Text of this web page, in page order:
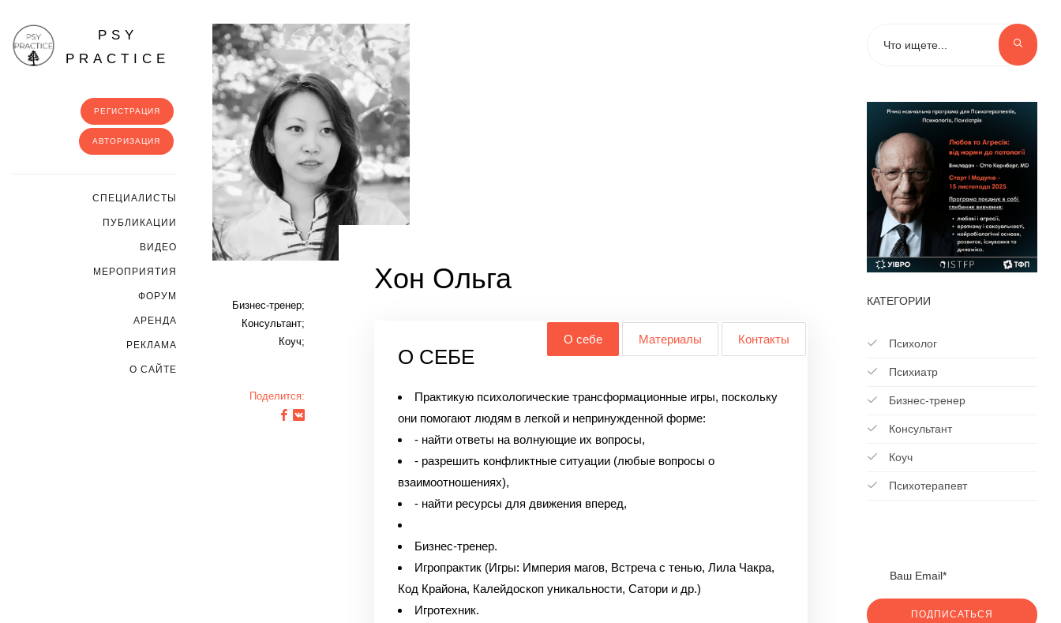
PSY
PRACTICE
РЕГИСТРАЦИЯ
АВТОРИЗАЦИЯ
CПЕЦИАЛИСТЫ
ПУБЛИКАЦИИ
ВИДЕО
МЕРОПРИЯТИЯ
ФОРУМ
АРЕНДА
РЕКЛАМА
О САЙТЕ
Бизнес-тренер;
Консультант;
Коуч;
Поделится:
Хон Ольга
О себе Материалы Контакты
О СЕБЕ
Практикую психологические трансформационные игры, поскольку
они помогают людям в легкой и непринужденной форме:
- найти ответы на волнующие их вопросы,
- разрешить конфликтные ситуации (любые вопросы о
взаимоотношениях),
- найти ресурсы для движения вперед,
Бизнес-тренер.
Игропрактик (Игры: Империя магов, Встреча с тенью, Лила Чакра,
Код Крайона, Калейдоскоп уникальности, Сатори и др.)
Игротехник.
КАТЕГОРИИ
Психолог
Психиатр
Бизнес-тренер
Консультант
Коуч
Психотерапевт
ПОДПИСАТЬСЯ